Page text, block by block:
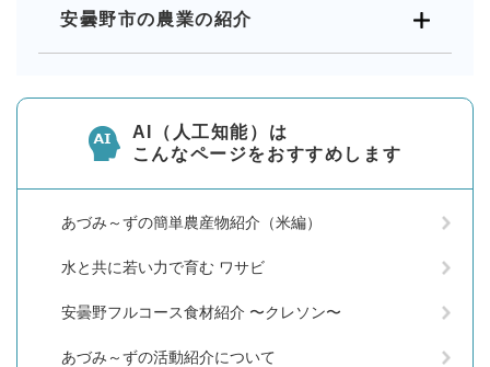
安曇野市の農業の紹介
AI（人工知能）は
こんなページをおすすめします
あづみ～ずの簡単農産物紹介（米編）
水と共に若い力で育む ワサビ
安曇野フルコース食材紹介 〜クレソン〜
あづみ～ずの活動紹介について